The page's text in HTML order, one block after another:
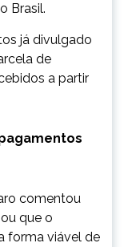
Brasil.
já divulgado
de
a partir
comentou
que o
forma viável de